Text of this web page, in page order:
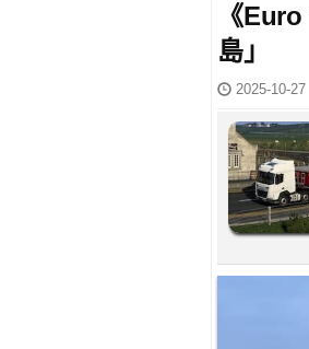
《
島」
2025-10-27